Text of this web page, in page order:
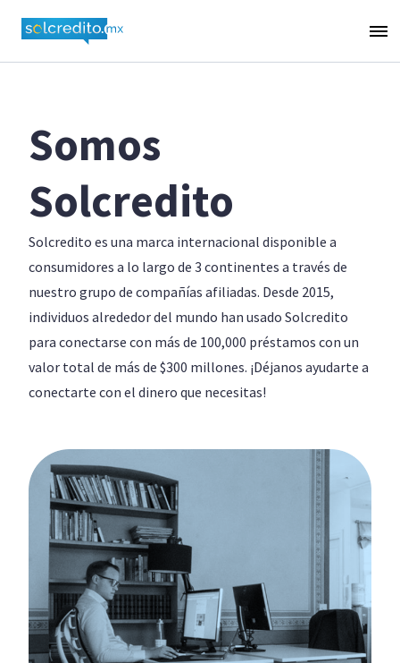
Somos
Solcredito
Solcredito es una marca internacional disponible a
consumidores a lo largo de 3 continentes a través de
nuestro grupo de compañías afiliadas. Desde 2015,
individuos alrededor del mundo han usado Solcredito
para conectarse con más de 100,000 préstamos con un
valor total de más de $300 millones. ¡Déjanos ayudarte a
conectarte con el dinero que necesitas!